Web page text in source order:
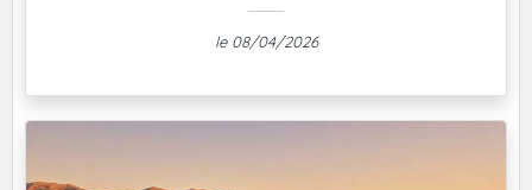
le 08/04/2026